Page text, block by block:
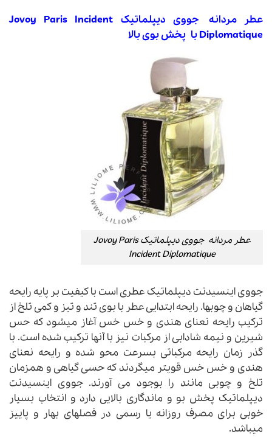
عطر مردانه جووی دیپلماتیک Jovoy Paris Incident
Diplomatique با پخش بوی بالا
عطر مردانه جووی دیپلماتیک Jovoy Paris
Incident Diplomatique
جووی اینسیدنت دیپلماتیک عطری است با کیفیت بر پایه رایحه
گیاهان و چوبها. رایحه ابتدایی عطر با بوی تند و تیز و کمی تلخ از
ترکیب رایحه نعنای هندی و خس خس آغاز میشود که حس
شیرین و نیمه شادابی از مرکبات نیز با آنها ترکیب شده است. با
گذر زمان رایحه مرکباتی بسرعت محو شده و رایحه نعنای
هندی و خس خس قویتر میگردند که حسی گیاهی و همزمان
تلخ و چوبی مانند را بوجود می آورند. جووی اینسیدنت
دیپلماتیک پخش بو و ماندگاری بالایی دارد و انتخاب بسیار
خوبی برای مصرف روزانه یا رسمی در فصلهای بهار و پاییز
میباشد.